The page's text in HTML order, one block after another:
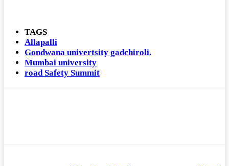
TAGS
Allapalli
Gondwana univertsity gadchiroli.
Mumbai university
road Safety Summit